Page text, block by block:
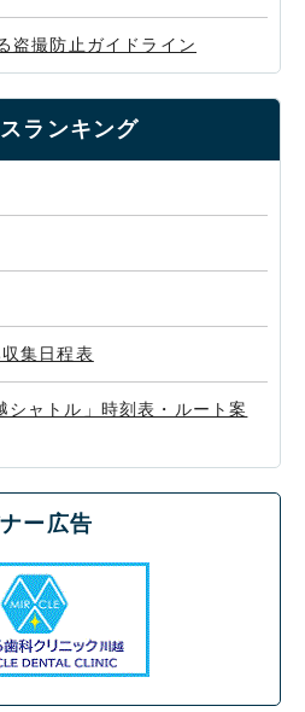
盗撮防止ガイドライン
ランキング
集日程表
シャトル」時刻表・ルート案
ー広告